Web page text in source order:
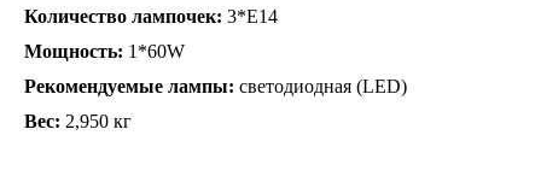
Мозаичные лампы
Торшеры
Марокканские Мозаичные
Количество лампочек: 3*Е14
Мощность: 1*60W
Рекомендуемые лампы: светодиодная (LED)
Вес: 2,950 кг